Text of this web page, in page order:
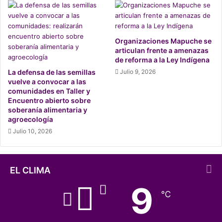
que implica altos índices de mortalidad.
Debido a la polémica por el bienestar en este sistema de
producción de huevo, las jaulas en batería se prohibieron
en la Unión Europea y en algunos estados de Estados
La defensa de las semillas
vuelve a convocar a las
comunidades en Taller y
Encuentro abierto sobre
soberanía alimentaria y
agroecología
Julio 10, 2026
Organizaciones Mapuche se
articulan frente a amenazas
de reforma a la Ley Indígena
Julio 9, 2026
EL CLIMA
9 ℃